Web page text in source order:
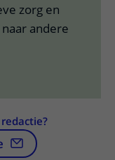
zorg en
andere